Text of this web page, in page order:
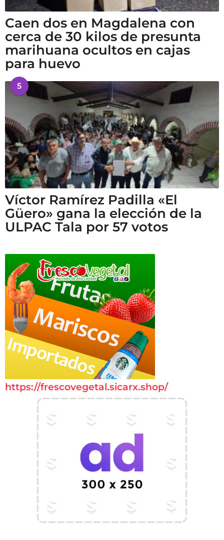
Caen dos en Magdalena con
cerca de 30 kilos de presunta
marihuana ocultos en cajas
para huevo
5
Víctor Ramírez Padilla «El
Güero» gana la elección de la
ULPAC Tala por 57 votos
https://frescovegetal.sicarx.shop/